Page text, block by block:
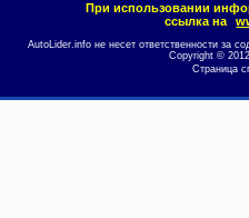
При использовании
ссылка на
AutoLider.info не несет ответственности за
Copyright ©
Страница